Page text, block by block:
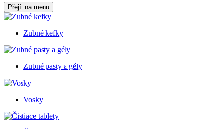
Přejít na menu
Zubné kefky
Zubné pasty a gély
Vosky